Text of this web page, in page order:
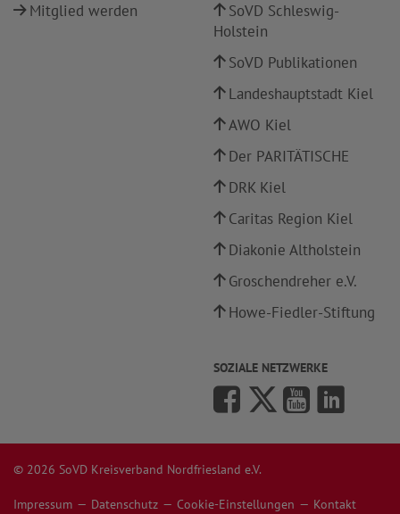
Mitglied werden
SoVD Schleswig-
Holstein
SoVD Publikationen
Landeshauptstadt Kiel
AWO Kiel
Der PARITÄTISCHE
DRK Kiel
Caritas Region Kiel
Diakonie Altholstein
Groschendreher e.V.
Howe-Fiedler-Stiftung
SOZIALE NETZWERKE
© 2026 SoVD Kreisverband Nordfriesland e.V.
Impressum Datenschutz Cookie-Einstellungen Kontakt